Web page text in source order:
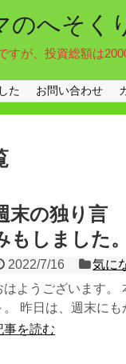
のへそく
すが、投資総額は
た お問い合わせ
末の独り言
もしました
2022/7/16 気に
はようございます。
。 昨日は、週末に
事を読む